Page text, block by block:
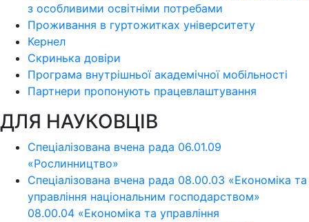
з особливими освітніми потребами
Проживання в гуртожитках університету
Кернел
Скринька довіри
Програма внутрішньої академічної мобільності
Партнери пропонують працевлаштування
ДЛЯ НАУКОВЦІВ
Спеціалізована вчена рада 06.01.09
«Рослинництво»
Спеціалізована вчена рада 08.00.03 «Економіка та
управління національним господарством»
08.00.04 «Економіка та управління